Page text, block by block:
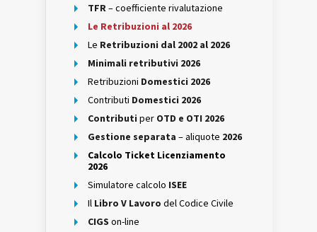
TFR– coefficiente rivalutazione
Le Retribuzioni al 2026
Le Retribuzioni dal 2002 al 2026
Minimali retributivi 2026
Retribuzioni Domestici 2026
Contributi Domestici 2026
Contributi per OTD e OTI 2026
Gestione separata – aliquote 2026
Calcolo Ticket Licenziamento
2026
Simulatore calcolo ISEE
Il Libro V Lavoro del Codice Civile
CIGS on-line